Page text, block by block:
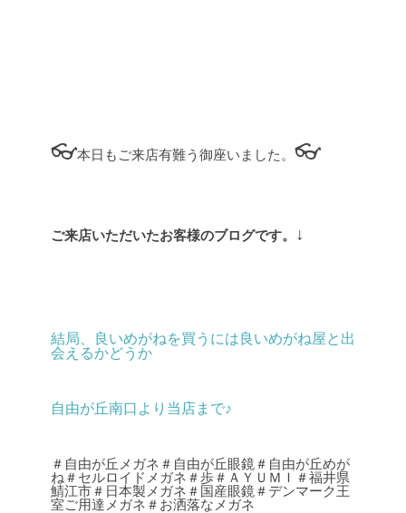
👓本日もご来店有難う御座いました。 👓
ご来店いただいたお客様のブログです。 ↓
結局、良いめがねを買うには良いめがね屋と出
会えるかどうか
自由が丘南口より当店まで♪
＃自由が丘メガネ＃自由が丘眼鏡＃自由が丘めが
ね＃セルロイドメガネ＃歩＃ＡＹＵＭＩ＃福井県
鯖江市＃日本製メガネ＃国産眼鏡＃デンマーク王
室ご用達メガネ＃お洒落なメガネ